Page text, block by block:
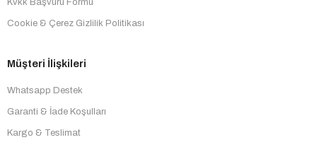
Cookie & Çerez Gizlilik Politikası
Müşteri İlişkileri
Whatsapp Destek
Garanti & İade Koşulları
Kargo & Teslimat